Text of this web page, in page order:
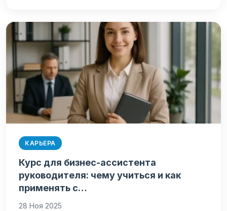
КАРЬЕРА
Курс для бизнес-ассистента
руководителя: чему учиться и как
применять с…
28 Ноя 2025